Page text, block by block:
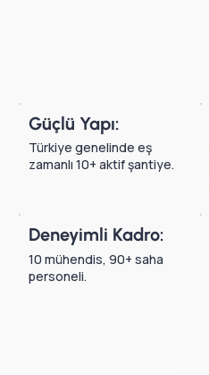
Güçlü Yapı:
Türkiye genelinde eş
zamanlı 10+ aktif şantiye.
Deneyimli Kadro:
10 mühendis, 90+ saha
personeli.